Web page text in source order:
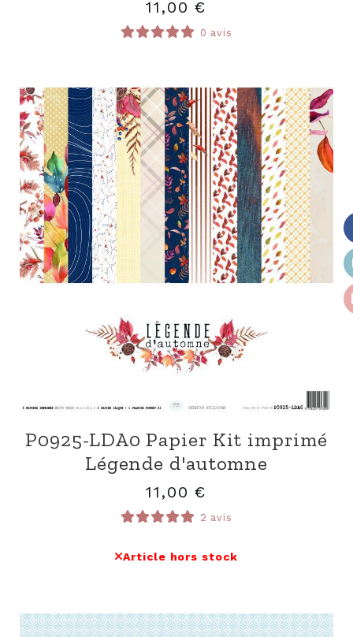
11,00 €
0 avis
P0925-LDA0 Papier Kit imprimé
Légende d'automne
11,00 €
2 avis
Article hors stock